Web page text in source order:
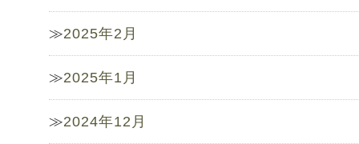
2025年2月
2025年1月
2024年12月